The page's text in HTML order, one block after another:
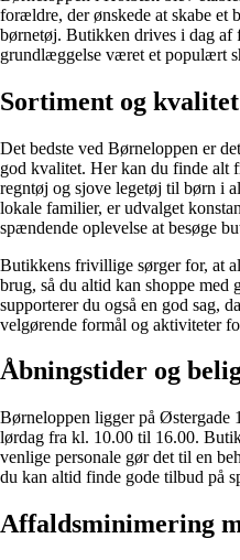
forældre, der ønskede at skabe
børnetøj. Butikken drives i dag af
grundlæggelse været et populært
Sortiment og kvalitet
Det bedste ved Børneloppen er
god kvalitet. Her kan du finde alt
regntøj og sjove legetøj til børn i
lokale familier, er udvalget
spændende oplevelse at besøge
Butikkens frivillige sørger for, at
brug, så du altid kan shoppe med
supporterer du også en god sag,
velgørende formål og aktiviteter
Åbningstider og
Børneloppen ligger på Østergade
lørdag fra kl. 10.00 til 16.00.
venlige personale gør det til en
du kan altid finde gode tilbud på
Affaldsminimering